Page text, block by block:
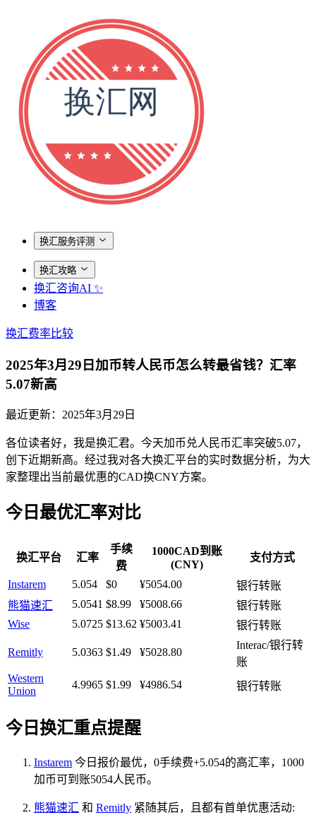
换汇服务评测
换汇攻略
换汇咨询AI ✨
博客
换汇费率比较
2025年3月29日加币转人民币怎么转最省钱？汇率
5.07新高
最近更新： 2025年3月29日
各位读者好，我是换汇君。今天加币兑人民币汇率突破5.07，
创下近期新高。经过我对各大换汇平台的实时数据分析，为大
家整理出当前最优惠的CAD换CNY方案。
今日最优汇率对比
换汇平台 汇率
手续
费
1000CAD到账
(CNY)
支付方式
Instarem 5.054 $0 ¥5054.00
银行转账
熊猫速汇
5.0541 $8.99 ¥5008.66
银行转账
Wise
5.0725 $13.62 ¥5003.41 银行转账
Remitly 5.0363 $1.49 ¥5028.80
Interac/银行转
账
Western
Union
4.9965 $1.99 ¥4986.54 银行转账
今日换汇重点提醒
Instarem 今日报价最优，0手续费+5.054的高汇率，1000
加币可到账5054人民币。
熊猫速汇 和 Remitly 紧随其后，且都有首单优惠活动: